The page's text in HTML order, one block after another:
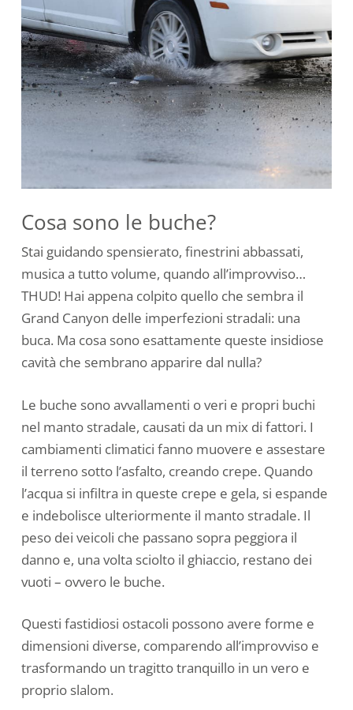
Cosa sono le buche?
Stai guidando spensierato, finestrini abbassati,
musica a tutto volume, quando all’improvviso…
THUD! Hai appena colpito quello che sembra il
Grand Canyon delle imperfezioni stradali: una
buca. Ma cosa sono esattamente queste insidiose
cavità che sembrano apparire dal nulla?
Le buche sono avvallamenti o veri e propri buchi
nel manto stradale, causati da un mix di fattori. I
cambiamenti climatici fanno muovere e assestare
il terreno sotto l’asfalto, creando crepe. Quando
l’acqua si infiltra in queste crepe e gela, si espande
e indebolisce ulteriormente il manto stradale. Il
peso dei veicoli che passano sopra peggiora il
danno e, una volta sciolto il ghiaccio, restano dei
vuoti – ovvero le buche.
Questi fastidiosi ostacoli possono avere forme e
dimensioni diverse, comparendo all’improvviso e
trasformando un tragitto tranquillo in un vero e
proprio slalom.